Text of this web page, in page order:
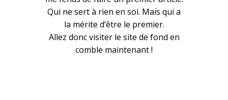
Qui ne sert à rien en soi. Mais qui a
la mérite d’être le premier.
Allez donc visiter le site de fond en
comble maintenant !